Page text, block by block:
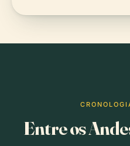
Entre os